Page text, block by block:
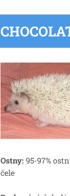
Ostny: 95-97%
čele